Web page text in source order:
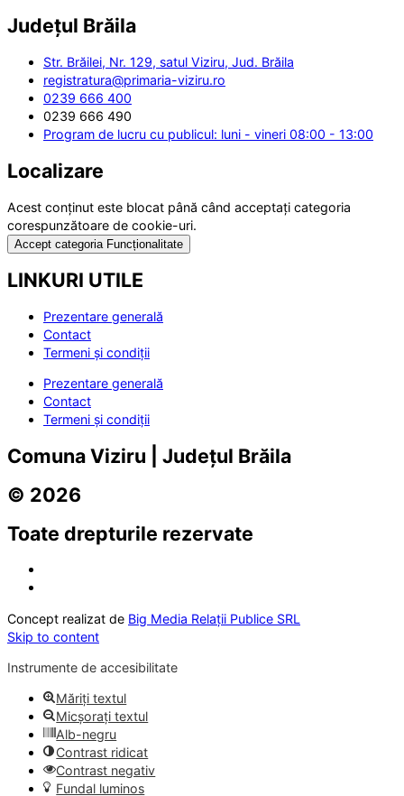
Județul Brăila
Str. Brăilei, Nr. 129, satul Viziru, Jud. Brăila
registratura@primaria-viziru.ro
0239 666 400
0239 666 490
Program de lucru cu publicul: luni - vineri 08:00 - 13:00
Localizare
Acest conținut este blocat până când acceptați categoria
corespunzătoare de cookie-uri.
Accept categoria Funcționalitate
LINKURI UTILE
Prezentare generală
Contact
Termeni și condiții
Prezentare generală
Contact
Termeni și condiții
Comuna Viziru | Județul Brăila
© 2026
Toate drepturile rezervate
Concept realizat de Big Media Relații Publice SRL
Skip to content
Instrumente de accesibilitate
Măriți textul
Micșorați textul
Alb-negru
Contrast ridicat
Contrast negativ
Fundal luminos